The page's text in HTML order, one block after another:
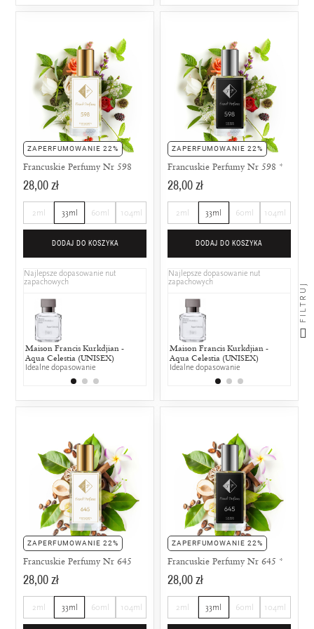
ZAPERFUMOWANIE 22%
Francuskie Perfumy Nr 598
28,00 zł
2ml 33ml 60ml 104ml
DODAJ DO KOSZYKA
Najlepsze dopasowanie nut
zapachowych
Maison Francis Kurkdjian -
Aqua Celestia (UNISEX)
Idealne dopasowanie
Chloé - L`Eau de Chloe EDT
25% wspólnych nut zapachowych
ZAPERFUMOWANIE 22%
Francuskie Perfumy Nr 598 *
28,00 zł
2ml 33ml 60ml 104ml
DODAJ DO KOSZYKA
Najlepsze dopasowanie nut
zapachowych
Maison Francis Kurkdjian -
Aqua Celestia (UNISEX)
Idealne dopasowanie
ZAPERFUMOWANIE 22%
Francuskie Perfumy Nr 645
28,00 zł
2ml 33ml 60ml 104ml
ZAPERFUMOWANIE 22%
Francuskie Perfumy Nr 645 *
28,00 zł
2ml 33ml 60ml 104ml
FILTRUJ